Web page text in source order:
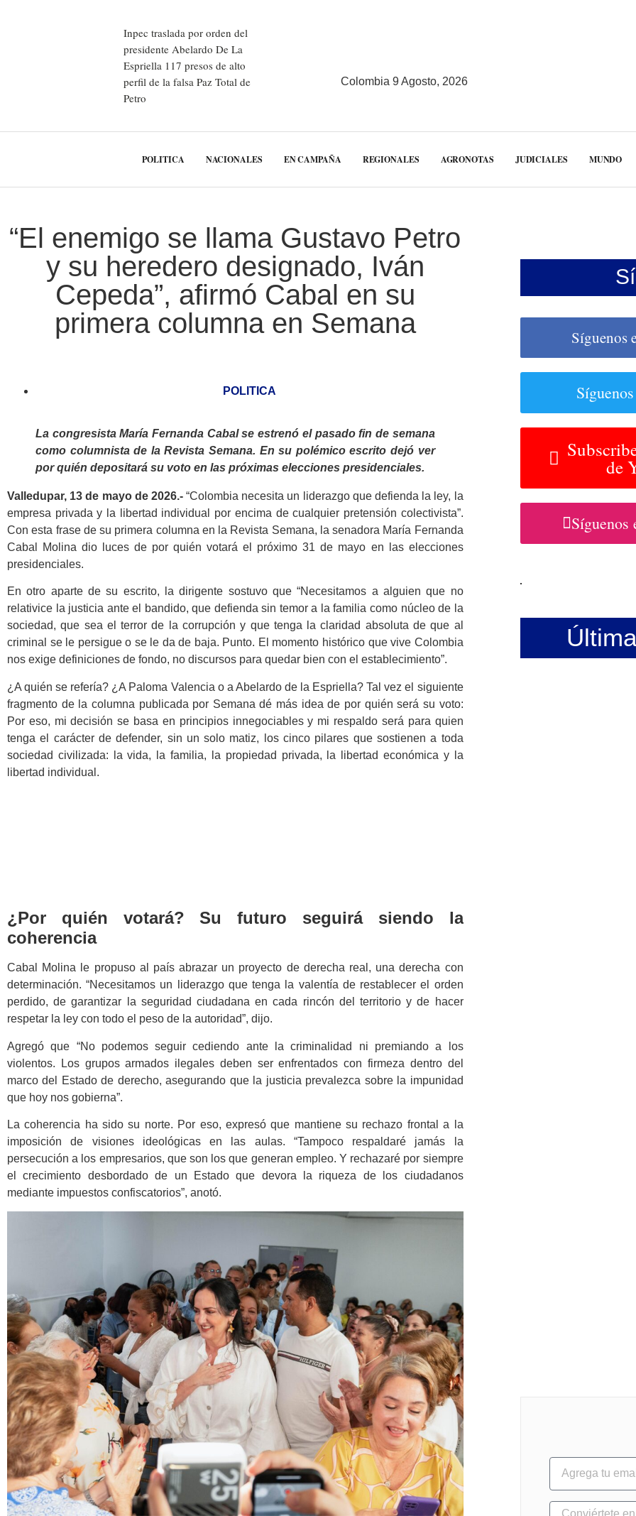
Inpec traslada por orden del
presidente Abelardo De La
Espriella 117 presos de alto
perfil de la falsa Paz Total de
Petro
Colombia 9 Agosto, 2026
POLITICA NACIONALES EN CAMPAÑA REGIONALES AGRONOTAS JUDICIALES MUNDO
“El enemigo se llama Gustavo Petro
y su heredero designado, Iván
Cepeda”, afirmó Cabal en su
primera columna en Semana
POLITICA
La congresista María Fernanda Cabal se estrenó el pasado fin de semana
como columnista de la Revista Semana. En su polémico escrito dejó ver
por quién depositará su voto en las próximas elecciones presidenciales.
Valledupar, 13 de mayo de 2026.-“Colombia necesita un liderazgo que defienda la ley, la
empresa privada y la libertad individual por encima de cualquier pretensión colectivista”.
Con esta frase de su primera columna en la Revista Semana, la senadora María Fernanda
Cabal Molina dio luces de por quién votará el próximo 31 de mayo en las elecciones
presidenciales.
En otro aparte de su escrito, la dirigente sostuvo que “Necesitamos a alguien que no
relativice la justicia ante el bandido, que defienda sin temor a la familia como núcleo de la
sociedad, que sea el terror de la corrupción y que tenga la claridad absoluta de que al
criminal se le persigue o se le da de baja. Punto. El momento histórico que vive Colombia
nos exige definiciones de fondo, no discursos para quedar bien con el establecimiento”.
¿A quién se refería? ¿A Paloma Valencia o a Abelardo de la Espriella? Tal vez el siguiente
fragmento de la columna publicada por Semana dé más idea de por quién será su voto:
Por eso, mi decisión se basa en principios innegociables y mi respaldo será para quien
tenga el carácter de defender, sin un solo matiz, los cinco pilares que sostienen a toda
sociedad civilizada: la vida, la familia, la propiedad privada, la libertad económica y la
libertad individual.
¿Por quién votará? Su futuro seguirá siendo la
coherencia
Cabal Molina le propuso al país abrazar un proyecto de derecha real, una derecha con
determinación. “Necesitamos un liderazgo que tenga la valentía de restablecer el orden
perdido, de garantizar la seguridad ciudadana en cada rincón del territorio y de hacer
respetar la ley con todo el peso de la autoridad”, dijo.
Agregó que “No podemos seguir cediendo ante la criminalidad ni premiando a los
violentos. Los grupos armados ilegales deben ser enfrentados con firmeza dentro del
marco del Estado de derecho, asegurando que la justicia prevalezca sobre la impunidad
que hoy nos gobierna”.
La coherencia ha sido su norte. Por eso, expresó que mantiene su rechazo frontal a la
imposición de visiones ideológicas en las aulas. “Tampoco respaldaré jamás la
persecución a los empresarios, que son los que generan empleo. Y rechazaré por siempre
el crecimiento desbordado de un Estado que devora la riqueza de los ciudadanos
mediante impuestos confiscatorios”, anotó.
Síguenos
de